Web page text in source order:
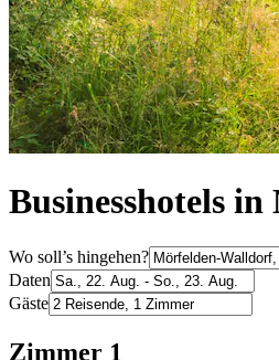
Businesshotels
Wo soll’s hingehen?
Daten
Gäste
Zimmer 1